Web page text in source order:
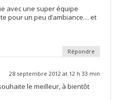
avec une super équipe
pour un peu d’ambiance… et
Répondre
28 septembre 2012 at 12 h 33 min
le meilleur, à bientôt